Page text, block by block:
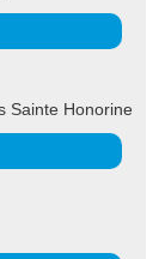
Sainte Honorine